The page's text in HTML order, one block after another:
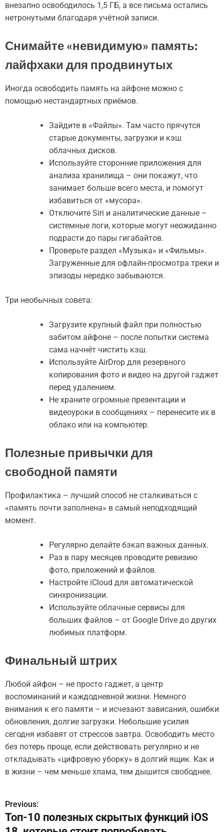
внезапно освободилось 1,5 ГБ, а все письма остались
нетронутыми благодаря учётной записи.
Снимайте «невидимую» память:
лайфхаки для продвинутых
Иногда освободить память на айфоне можно с
помощью нестандартных приёмов.
Зайдите в «Файлы». Там часто прячутся
старые документы, загрузки и кэш
облачных дисков.
Используйте сторонние приложения для
анализа хранилища – они покажут, что
занимает больше всего места, и помогут
избавиться от «мусора».
Отключите Siri и аналитические данные –
системные логи, которые могут неожиданно
подрасти до пары гигабайтов.
Проверьте раздел «Музыка» и «Фильмы».
Загруженные для офлайн-просмотра треки и
эпизоды нередко забываются.
Три необычных совета:
Загрузите крупный файл при полностью
забитом айфоне – после попытки система
сама начнёт чистить кэш.
Используйте AirDrop для резервного
копирования фото и видео на другой гаджет
перед удалением.
Не храните огромные презентации и
видеоуроки в сообщениях – перенесите их в
облако или на компьютер.
Полезные привычки для
свободной памяти
Профилактика – лучший способ не сталкиваться с
«память почти заполнена» в самый неподходящий
момент.
Регулярно делайте бэкап важных данных.
Раз в пару месяцев проводите ревизию
фото, приложений и файлов.
Настройте iCloud для автоматической
синхронизации.
Используйте облачные сервисы для
больших файлов – от Google Drive до других
любимых платформ.
Финальный штрих
Любой айфон – не просто гаджет, а центр
воспоминаний и каждодневной жизни. Немного
внимания к его памяти – и исчезают зависания, ошибки
обновления, долгие загрузки. Небольшие усилия
сегодня избавят от стрессов завтра. Освободить место
без потерь проще, если действовать регулярно и не
откладывать «цифровую уборку» в долгий ящик. Как и
в жизни – чем меньше хлама, тем дышится свободнее.
Н
а
Previous:
Топ-10 полезных скрытых функций iOS